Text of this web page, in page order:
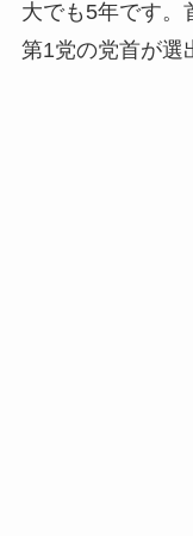
大でも5年です。
第1党の党首が選